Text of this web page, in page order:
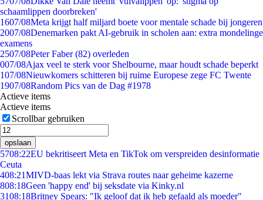
schaamlippen doorbreken'
1607/08Meta krijgt half miljard boete voor mentale schade bij jongeren
2007/08Denemarken pakt AI-gebruik in scholen aan: extra mondelinge
examens
2507/08Peter Faber (82) overleden
007/08Ajax veel te sterk voor Shelbourne, maar houdt schade beperkt
107/08Nieuwkomers schitteren bij ruime Europese zege FC Twente
1907/08Random Pics van de Dag #1978
Actieve items
Actieve items
Scrollbar gebruiken
opslaan
5708:22EU bekritiseert Meta en TikTok om verspreiden desinformatie
Ceuta
408:21MIVD-baas lekt via Strava routes naar geheime kazerne
808:18Geen 'happy end' bij seksdate via Kinky.nl
3108:18Britney Spears: "Ik geloof dat ik heb gefaald als moeder"